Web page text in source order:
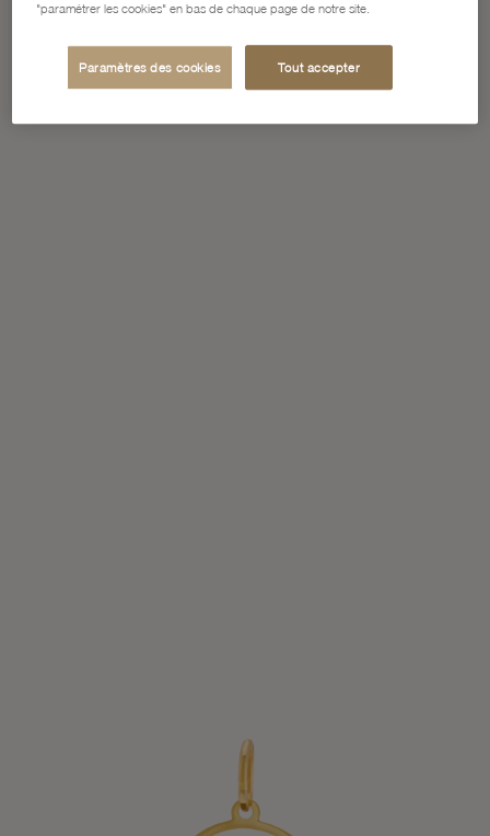
"paramétrer les cookies" en bas de chaque page de notre site.
Paramètres des cookies Tout accepter